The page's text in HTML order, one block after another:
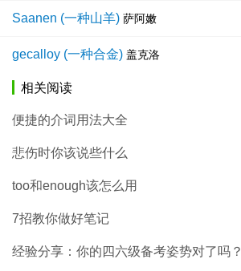
Saanen (一种山羊) 萨阿嫩
gecalloy (一种合金) 盖克洛
相关阅读
便捷的介词用法大全
悲伤时你该说些什么
too和enough该怎么用
7招教你做好笔记
经验分享：你的四六级备考姿势对了吗？